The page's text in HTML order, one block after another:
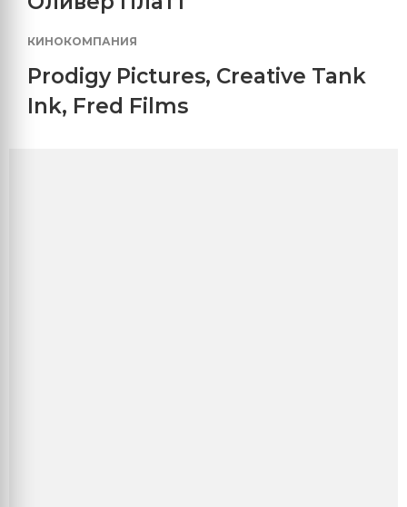
КИНОКОМПАНИЯ
Prodigy Pictures, Creative Tank
Ink, Fred Films